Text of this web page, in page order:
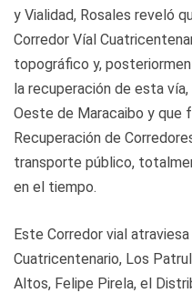
y Vialidad, Rosales reveló
Corredor Víal
topográfico y,
la recuperación de esta
Oeste de Maracaibo y que
Recuperación de
transporte público,
en el tiempo.
Este Corredor vial
Cuatricentenario, Los
Altos, Felipe Pirela, el